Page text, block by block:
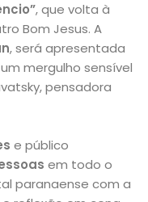
, que volta à
Bom Jesus. A
, será apresentada
mergulho sensível
pensadora
e público
em todo o
paranaense com a